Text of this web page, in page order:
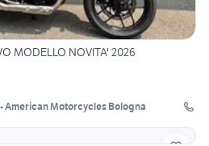
MODELLO NOVITA' 2026
American Motorcycles Bologna